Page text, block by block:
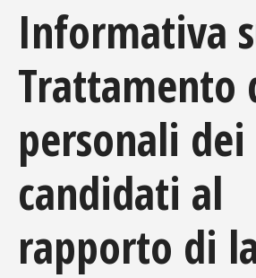
Informativa
Trattamento
personali dei
candidati al
rapporto di